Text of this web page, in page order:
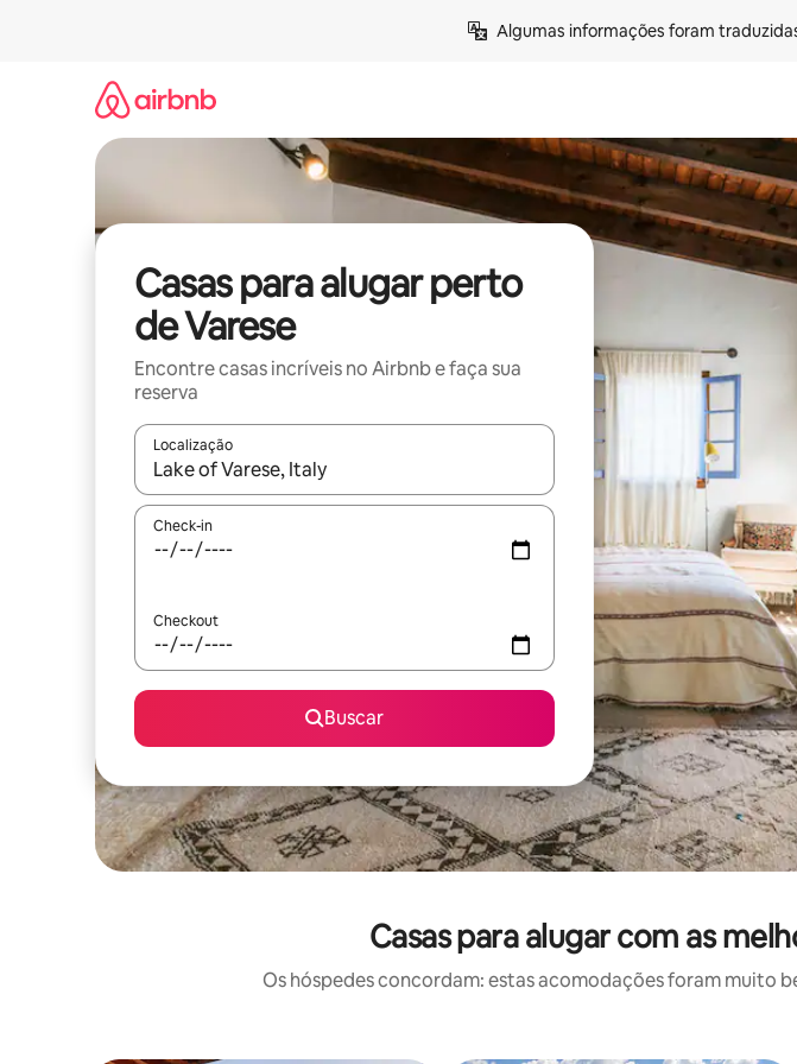
Algumas informações foram
Casas para alugar perto
de Varese
Encontre casas incríveis no Airbnb e faça sua
reserva
Localização
Quando os resultados estiverem disponíveis, explore-os usando as seta para cima
Check-in
Checkout
Buscar
Casas para alugar com as
Os hóspedes concordam: estas acomodações foram muito